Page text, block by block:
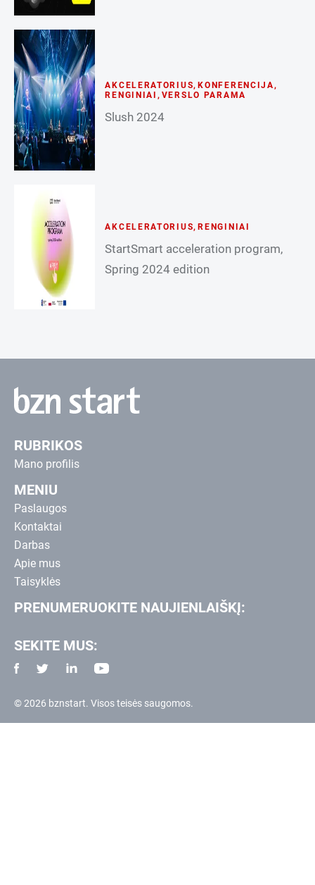
AKCELERATORIUS,KONFERENCIJA,
RENGINIAI , VERSLO PARAMA
Slush 2024
AKCELERATORIUS,RENGINIAI
StartSmart acceleration program,
Spring 2024 edition
RUBRIKOS
Mano profilis
MENIU
Paslaugos
Kontaktai
Darbas
Apie mus
Taisyklės
PRENUMERUOKITE NAUJIENLAIŠKĮ:
SEKITE MUS:
© 2026 bznstart. Visos teisės saugomos.